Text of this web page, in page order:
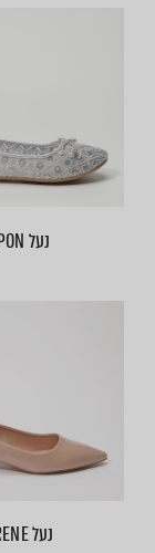
נעל PON
נעל RENE